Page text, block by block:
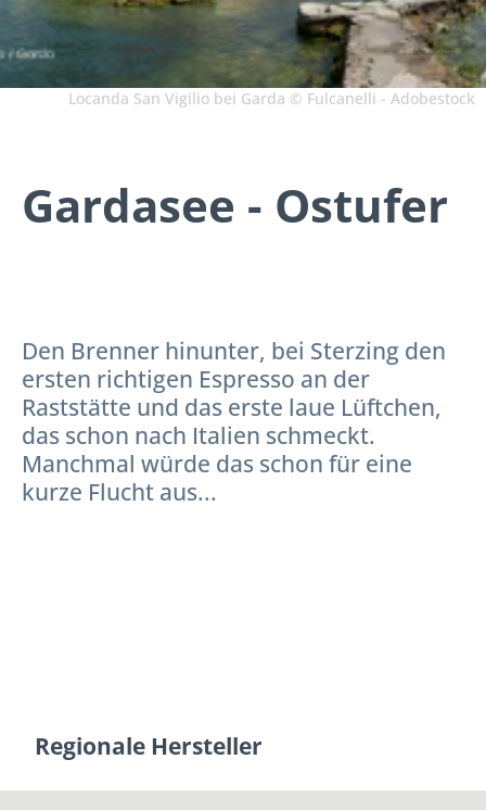
Locanda San Vigilio bei Garda © Fulcanelli - Adobestock
Gardasee - Ostufer
Den Brenner hinunter, bei Sterzing den
ersten richtigen Espresso an der
Raststätte und das erste laue Lüftchen,
das schon nach Italien schmeckt.
Manchmal würde das schon für eine
kurze Flucht aus...
Regionale Hersteller